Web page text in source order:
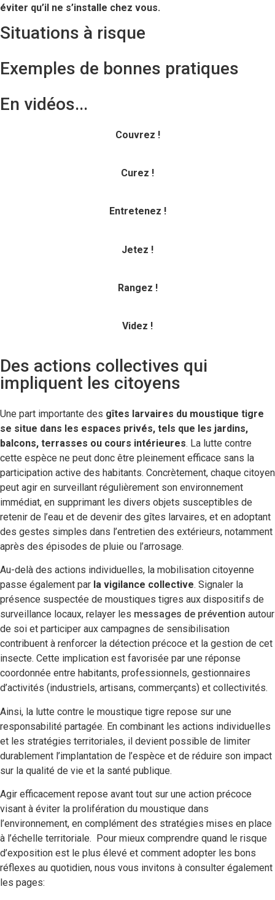
éviter qu’il ne s’installe chez vous.
Situations à risque
Exemples de bonnes pratiques
En vidéos...
Couvrez !
Curez !
Entretenez !
Jetez !
Rangez !
Videz !
Des actions collectives qui
impliquent les citoyens
Une part importante des gîtes larvaires du moustique tigre
se situe dans les espaces privés, tels que les jardins,
balcons, terrasses ou cours intérieures. La lutte contre
cette espèce ne peut donc être pleinement efficace sans la
participation active des habitants. Concrètement, chaque citoyen
peut agir en surveillant régulièrement son environnement
immédiat, en supprimant les divers objets susceptibles de
retenir de l’eau et de devenir des gîtes larvaires, et en adoptant
des gestes simples dans l’entretien des extérieurs, notamment
après des épisodes de pluie ou l’arrosage.
Au-delà des actions individuelles, la mobilisation citoyenne
passe également par la vigilance collective. Signaler la
présence suspectée de moustiques tigres aux dispositifs de
surveillance locaux, relayer les messages de prévention autour
de soi et participer aux campagnes de sensibilisation
contribuent à renforcer la détection précoce et la gestion de cet
insecte. Cette implication est favorisée par une réponse
coordonnée entre habitants, professionnels, gestionnaires
d’activités (industriels, artisans, commerçants) et collectivités.
Ainsi, la lutte contre le moustique tigre repose sur une
responsabilité partagée. En combinant les actions individuelles
et les stratégies territoriales, il devient possible de limiter
durablement l’implantation de l’espèce et de réduire son impact
sur la qualité de vie et la santé publique.
Agir efficacement repose avant tout sur une action précoce
visant à éviter la prolifération du moustique dans
l’environnement, en complément des stratégies mises en place
à l’échelle territoriale. Pour mieux comprendre quand le risque
d’exposition est le plus élevé et comment adopter les bons
réflexes au quotidien, nous vous invitons à consulter également
les pages: